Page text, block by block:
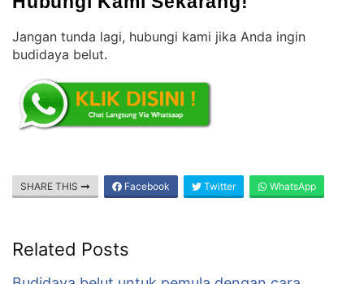
Jangan tunda lagi, hubungi kami jika Anda ingin
budidaya belut.
SHARE THIS Facebook Twitter WhatsApp
Related Posts